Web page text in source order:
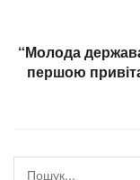
“Молода
першою